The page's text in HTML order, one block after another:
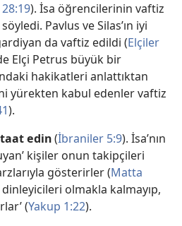
). İsa öğrencilerinin vaftiz
Pavlus ve Silas’ın iyi
da vaftiz edildi (Elçiler
Elçi Petrus büyük bir
hakikatleri anlattıktan
yürekten kabul edenler vaftiz
).
edin(İbraniler 5:9). İsa’nın
kişiler onun takipçileri
gösterirler (Matta
dinleyicileri olmakla kalmayıp,
(Yakup 1:22).